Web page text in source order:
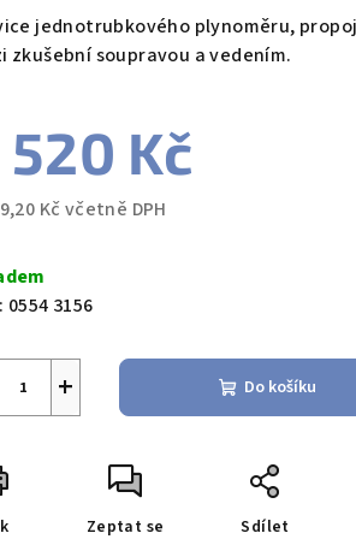
jednotrubkového plynoměru,
zkušební soupravou a vedením.
520 Kč
Kč včetně DPH
0554 3156
+ Do košíku
Zeptat se Sdílet